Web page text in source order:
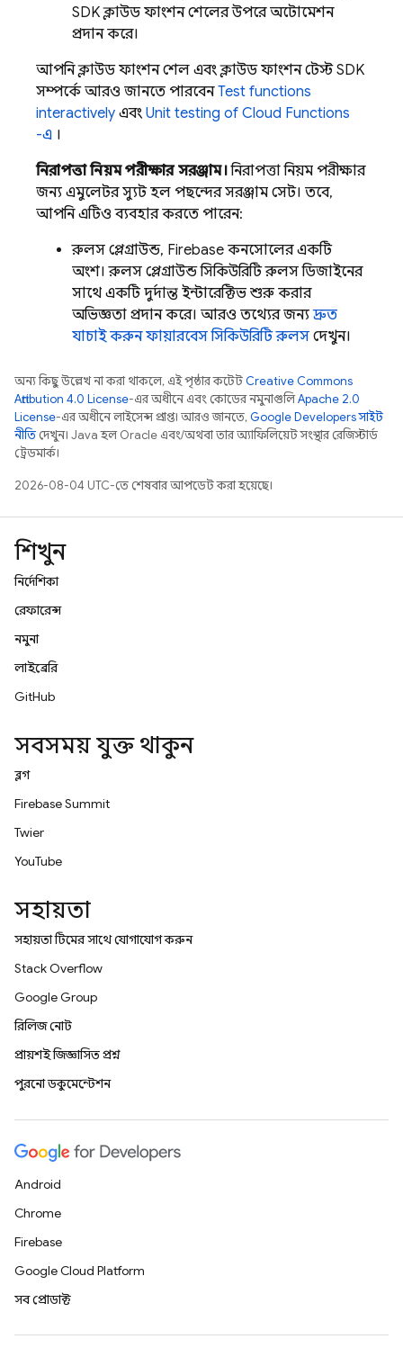
SDK ক্লাউড ফাংশন শেলের উপরে অটোমেশন
প্রদান করে।
আপনি ক্লাউড ফাংশন শেল এবং ক্লাউড ফাংশন টেস্ট SDK
সম্পর্কে আরও জানতে পারবেনTest functions
interactively এবং Unit testing of Cloud Functions
-এ ।
নিরাপত্তা নিয়ম পরীক্ষার সরঞ্জাম।নিরাপত্তা নিয়ম পরীক্ষার
জন্য এমুলেটর স্যুট হল পছন্দের সরঞ্জাম সেট। তবে,
আপনি এটিও ব্যবহার করতে পারেন:
রুলস প্লেগ্রাউন্ড, Firebase কনসোলের একটি
অংশ। রুলস প্লেগ্রাউন্ড সিকিউরিটি রুলস ডিজাইনের
সাথে একটি দুর্দান্ত ইন্টারেক্টিভ শুরু করার
অভিজ্ঞতা প্রদান করে। আরও তথ্যের জন্যদ্রুত
যাচাই করুন ফায়ারবেস সিকিউরিটি রুলস দেখুন।
অন্য কিছু উল্লেখ না করা থাকলে, এই পৃষ্ঠার কন্টেন্টCreative Commons
Attribution 4.0 License-এর অধীনে এবং কোডের নমুনাগুলিApache 2.0
License-এর অধীনে লাইসেন্স প্রাপ্ত। আরও জানতে,Google Developers সাইট
নীতি দেখুন। Java হল Oracle এবং/অথবা তার অ্যাফিলিয়েট সংস্থার রেজিস্টার্ড
ট্রেডমার্ক।
2026-08-04 UTC-তে শেষবার আপডেট করা হয়েছে।
শিখুন
নির্দেশিকা
রেফারেন্স
নমুনা
লাইব্রেরি
GitHub
সবসময় যুক্ত থাকুন
ব্লগ
Firebase Summit
Twitter
YouTube
সহায়তা
সহায়তা টিমের সাথে যোগাযোগ করুন
Stack Overflow
Google Group
রিলিজ নোট
প্রায়শই জিজ্ঞাসিত প্রশ্ন
পুরনো ডকুমেন্টেশন
Android
Chrome
Firebase
Google Cloud Platform
সব প্রোডাক্ট